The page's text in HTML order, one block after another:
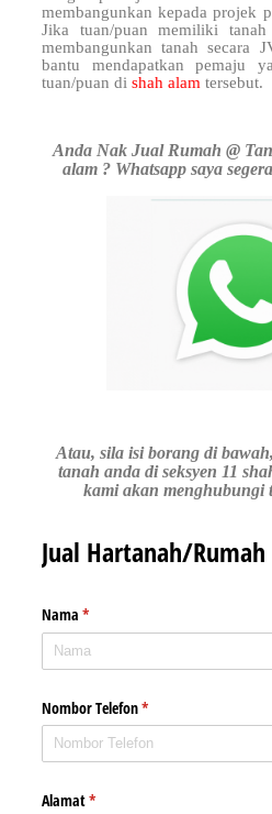
membangunkan kepada projek
Jika tuan/puan memiliki
membangunkan tanah secara
bantu mendapatkan pemaju
tuan/puan dishah alamtersebut.
Anda Nak Jual Rumah @
alam ? Whatsapp saya
Atau, sila isi borang di
tanah anda di seksyen 11
kami akan menghubungi